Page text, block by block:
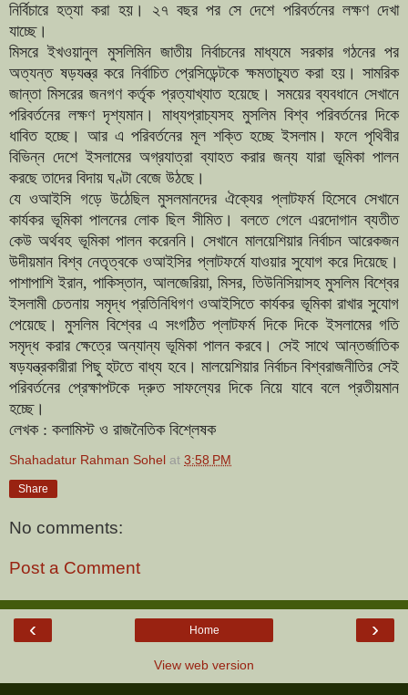
নির্বিচারে হত্যা করা হয়। ২৭ বছর পর সে দেশে পরিবর্তনের লক্ষণ দেখা
যাচ্ছে।
মিসরে ইখওয়ানুল মুসলিমিন জাতীয় নির্বাচনের মাধ্যমে সরকার গঠনের পর
অত্যন্ত ষড়যন্ত্র করে নির্বাচিত প্রেসিডেন্টকে ক্ষমতাচ্যুত করা হয়। সামরিক
জান্তা মিসরের জনগণ কর্তৃক প্রত্যাখ্যাত হয়েছে। সময়ের ব্যবধানে সেখানে
পরিবর্তনের লক্ষণ দৃশ্যমান। মাধ্যপ্রাচ্যসহ মুসলিম বিশ্ব পরিবর্তনের দিকে
ধাবিত হচ্ছে। আর এ পরিবর্তনের মূল শক্তি হচ্ছে ইসলাম। ফলে পৃথিবীর
বিভিন্ন দেশে ইসলামের অগ্রযাত্রা ব্যাহত করার জন্য যারা ভূমিকা পালন
করছে তাদের বিদায় ঘণ্টা বেজে উঠছে।
যে ওআইসি গড়ে উঠেছিল মুসলমানদের ঐক্যের প্লাটফর্ম হিসেবে সেখানে
কার্যকর ভূমিকা পালনের লোক ছিল সীমিত। বলতে গেলে এরদোগান ব্যতীত
কেউ অর্থবহ ভূমিকা পালন করেননি। সেখানে মালয়েশিয়ার নির্বাচন আরেকজন
উদীয়মান বিশ্ব নেতৃত্বকে ওআইসির প্লাটফর্মে যাওয়ার সুযোগ করে দিয়েছে।
পাশাপাশি ইরান, পাকিস্তান, আলজেরিয়া, মিসর, তিউনিসিয়াসহ মুসলিম বিশ্বের
ইসলামী চেতনায় সমৃদ্ধ প্রতিনিধিগণ ওআইসিতে কার্যকর ভূমিকা রাখার সুযোগ
পেয়েছে। মুসলিম বিশ্বের এ সংগঠিত প্লাটফর্ম দিকে দিকে ইসলামের গতি
সমৃদ্ধ করার ক্ষেত্রে অন্যান্য ভূমিকা পালন করবে। সেই সাথে আন্তর্জাতিক
ষড়যন্ত্রকারীরা পিছু হটতে বাধ্য হবে। মালয়েশিয়ার নির্বাচন বিশ্বরাজনীতির সেই
পরিবর্তনের প্রেক্ষাপটকে দ্রুত সাফল্যের দিকে নিয়ে যাবে বলে প্রতীয়মান
হচ্ছে।
লেখক : কলামিস্ট ও রাজনৈতিক বিশ্লেষক
Shahadatur Rahman Sohel at 3:58 PM
Share
No comments:
Post a Comment
‹ ›
Home
View web version